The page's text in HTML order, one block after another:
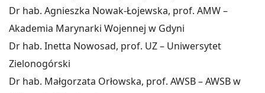
Dr hab. Agnieszka Nowak-Łojewska, prof. AMW –
Akademia Marynarki Wojennej w Gdyni
Dr hab. Inetta Nowosad, prof. UZ – Uniwersytet
Zielonogórski
Dr hab. Małgorzata Orłowska, prof. AWSB – AWSB w